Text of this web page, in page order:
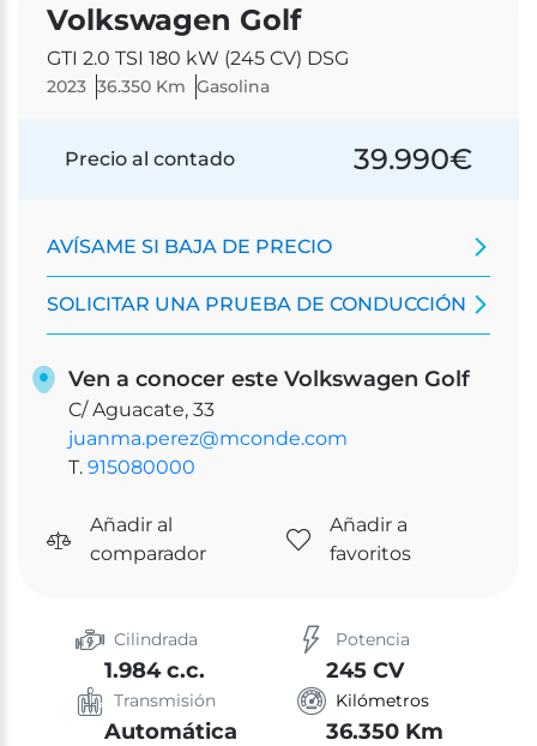
Volkswagen Golf
GTI 2.0 TSI 180 kW (245 CV) DSG
2023 36.350 Km Gasolina
Precio al contado 39.990€
AVÍSAME SI BAJA DE PRECIO
SOLICITAR UNA PRUEBA DE CONDUCCIÓN
Ven a conocer este Volkswagen Golf
C/ Aguacate, 33
juanma.perez@mconde.com
T. 915080000
Añadir al
comparador
Añadir a
favoritos
Cilindrada
1.984 c.c.
Potencia
245 CV
Transmisión
Automática
Kilómetros
36.350 Km